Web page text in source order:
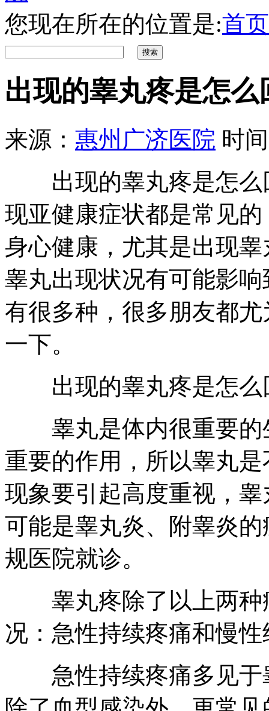
您现在所在的位置是:首页
出现的睾丸疼是怎么
来源： 惠州广济医院 时
出现的睾丸疼是怎么
现亚健康症状都是常见
身心健康，尤其是出现
睾丸出现状况有可能影
有很多种，很多朋友都
一下。
出现的睾丸疼是怎么
睾丸是体内很重要的
重要的作用，所以睾丸
现象要引起高度重视，
可能是睾丸炎、附睾炎
规医院就诊。
睾丸疼除了以上两种
况：急性持续疼痛和慢
急性持续疼痛多见于